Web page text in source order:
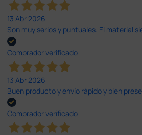
13 Abr 2026
Son muy serios y puntuales. El material
Comprador verificado
13 Abr 2026
Buen producto y envío rápido y bien
Comprador verificado